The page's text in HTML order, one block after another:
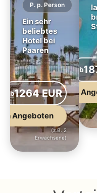
P. p. Person
Ein sehr
beliebtes
Hotel bei
Paaren
ab1264 EUR
Angeboten
(z.B. 2
Erwachsene)
ab
DUS
ab
zu den